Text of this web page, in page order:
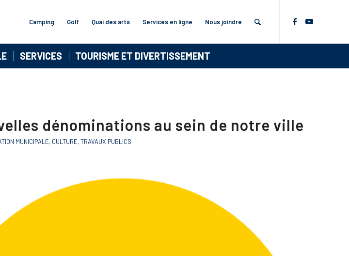
Camping Golf Quai des arts Services en ligne Nous joindre
SERVICES TOURISME ET DIVERTISSEMENT
dénominations au sein de notre ville
MUNICIPALE, CULTURE, TRAVAUX PUBLICS